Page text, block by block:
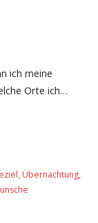
ich meine
Orte ich…
, Übernachtung,